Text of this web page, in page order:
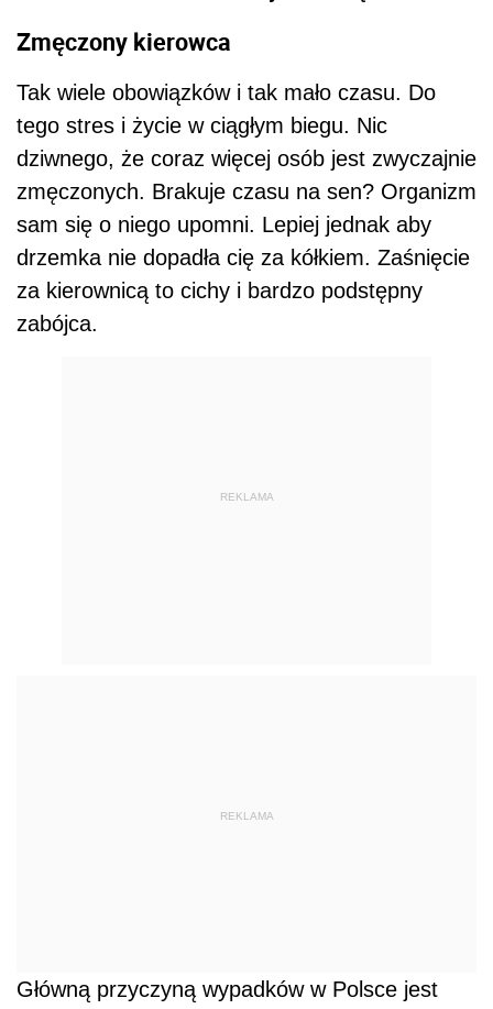
Zmęczony kierowca
Tak wiele obowiązków i tak mało czasu. Do
tego stres i życie w ciągłym biegu. Nic
dziwnego, że coraz więcej osób jest zwyczajnie
zmęczonych. Brakuje czasu na sen? Organizm
sam się o niego upomni. Lepiej jednak aby
drzemka nie dopadła cię za kółkiem. Zaśnięcie
za kierownicą to cichy i bardzo podstępny
zabójca.
REKLAMA
REKLAMA
Główną przyczyną wypadków w Polsce jest